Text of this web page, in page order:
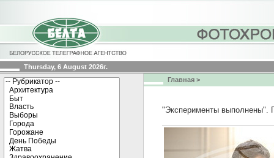
Thursday, 6 August 2026г.
Главная >
"Эксперименты выполнены".